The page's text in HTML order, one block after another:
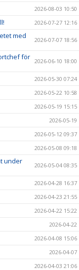
2026-08-03 10:50
2026-07-27 12:16
med
2026-07-07 18:56
för 2026-06-10 18:00
2026-05-30 07:24
2026-05-22 10:58
2026-05-19 15:15
2026-05-19
2026-05-12 09:37
2026-05-08 09:18
under
2026-05-04 08:35
2026-04-28 16:37
2026-04-23 21:55
2026-04-22 15:22
2026-04-22
2026-04-08 15:06
2026-04-07
2026-04-03 21:06